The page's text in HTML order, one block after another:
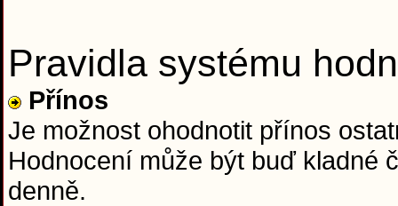
Pravidla systému
Přínos
Je možnost ohodnotit přínos
Hodnocení může být buď kladné
denně.